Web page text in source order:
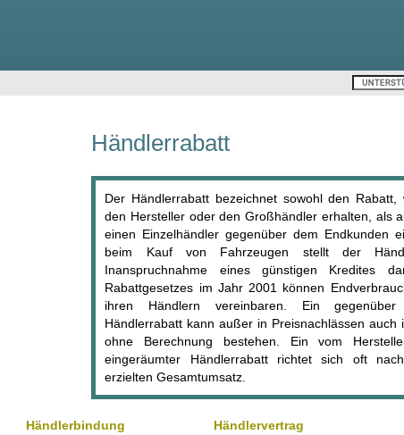
Händlerrabatt
Der Händlerrabatt bezeichnet sowohl den Rabatt,
den Hersteller oder den Großhändler erhalten, als
einen Einzelhändler gegenüber dem Endkunden
beim Kauf von Fahrzeugen stellt der
Inanspruchnahme eines günstigen Kredites
Rabattgesetzes im Jahr 2001 können
ihren Händlern vereinbaren. Ein
Händlerrabatt kann außer in Preisnachlässen
ohne Berechnung bestehen. Ein vom
eingeräumter Händlerrabatt richtet sich oft
erzielten Gesamtumsatz.
Händlerbindung Händlervertrag